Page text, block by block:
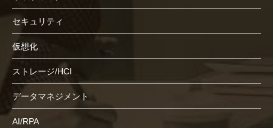
セキュリティ
仮想化
ストレージ/HCI
データマネジメント
AI/RPA